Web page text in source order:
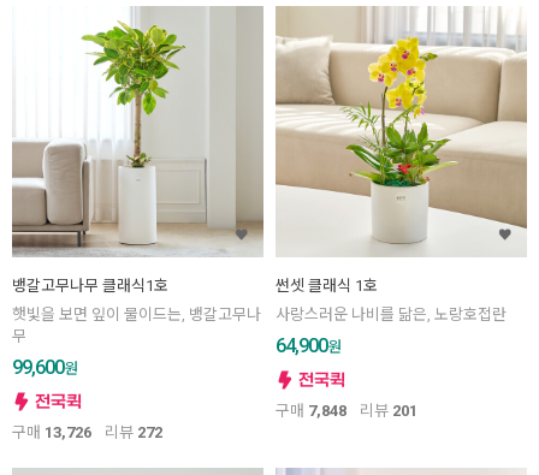
뱅갈고무나무 클래식1호
햇빛을 보면 잎이 물이드는, 뱅갈고무나
무
99,600원
구매 13,726 리뷰 272
썬셋 클래식 1호
사랑스러운 나비를 닮은, 노랑호접란
64,900원
구매 7,848 리뷰 201